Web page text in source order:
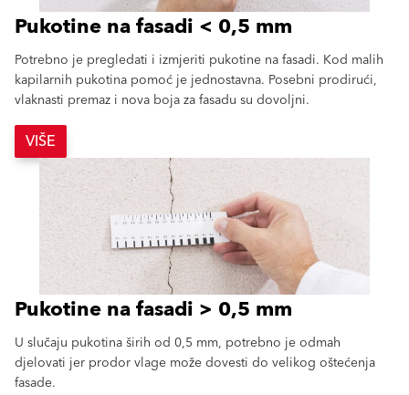
Pukotine na fasadi < 0,5 mm
Potrebno je pregledati i izmjeriti pukotine na fasadi. Kod malih
kapilarnih pukotina pomoć je jednostavna. Posebni prodirući,
vlaknasti premaz i nova boja za fasadu su dovoljni.
VIŠE
Pukotine na fasadi > 0,5 mm
U slučaju pukotina širih od 0,5 mm, potrebno je odmah
djelovati jer prodor vlage može dovesti do velikog oštećenja
fasade.